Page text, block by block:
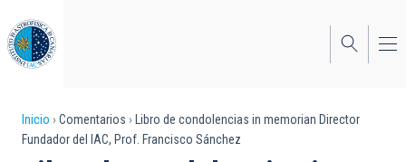
al
contenido
principal
Sobrescribir
Inicio Comentarios
Libro de condolencias in memorian Director
Fundador del IAC, Prof. Francisco Sánchez